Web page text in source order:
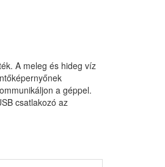
A meleg és hideg víz
a géppel.
csatlakozó az